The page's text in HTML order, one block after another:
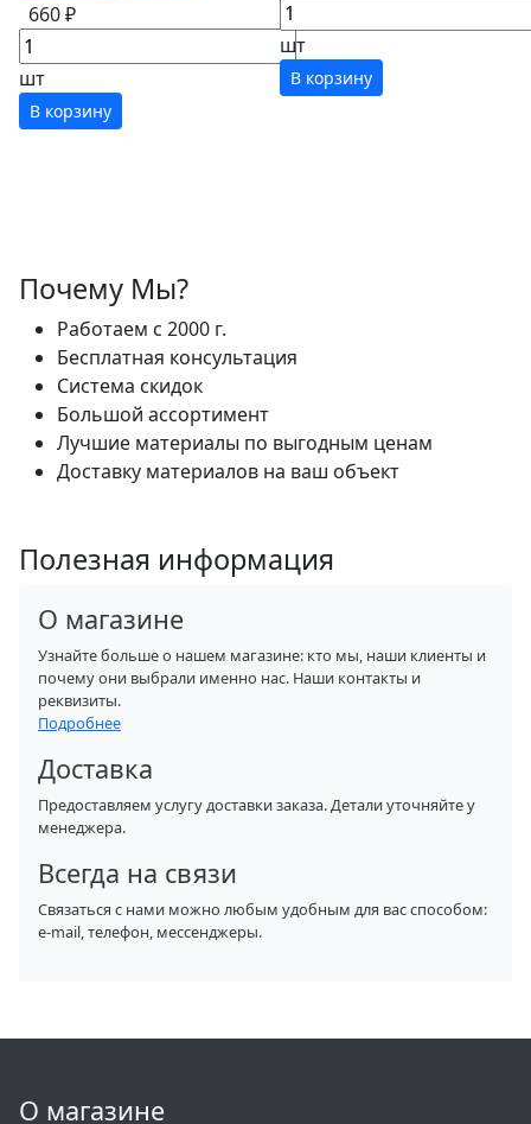
660 ₽
шт
В корзину
шт
В корзину
Почему Мы?
Работаем с 2000 г.
Бесплатная консультация
Система скидок
Большой ассортимент
Лучшие материалы по выгодным ценам
Доставку материалов на ваш объект
Полезная информация
О магазине
Узнайте больше о нашем магазине: кто мы, наши клиенты и
почему они выбрали именно нас. Наши контакты и
реквизиты.
Подробнее
Доставка
Предоставляем услугу доставки заказа. Детали уточняйте у
менеджера.
Всегда на связи
Связаться с нами можно любым удобным для вас способом:
e-mail, телефон, мессенджеры.
О магазине